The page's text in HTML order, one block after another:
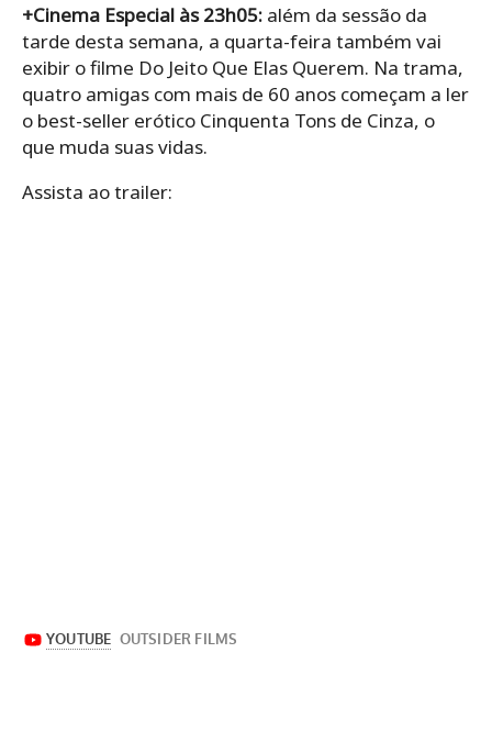
+Cinema Especial às 23h05: além da sessão da
tarde desta semana, a quarta-feira também vai
exibir o filme Do Jeito Que Elas Querem. Na trama,
quatro amigas com mais de 60 anos começam a ler
o best-seller erótico Cinquenta Tons de Cinza, o
que muda suas vidas.
Assista ao trailer: